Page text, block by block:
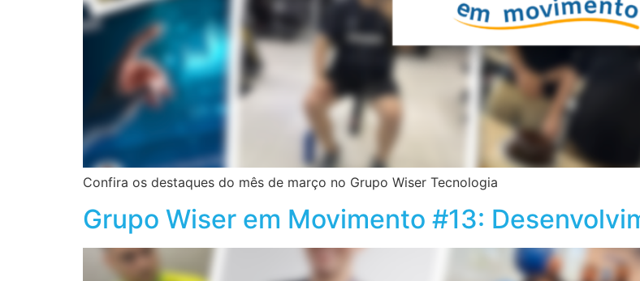
Confira os destaques do mês de março no Grupo Wiser Tecnologia
Grupo Wiser em Movimento #13: